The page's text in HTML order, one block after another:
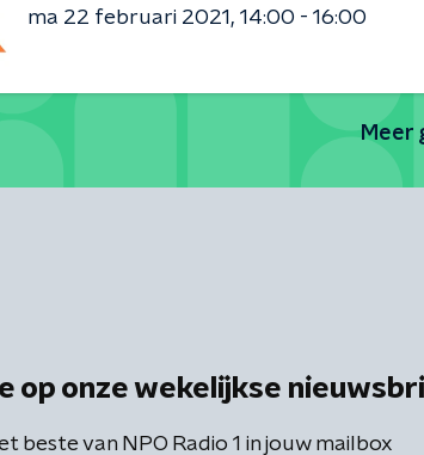
ma 22 februari 2021
14:00 - 16:00
Meer
op onze wekelijkse
beste van NPO Radio 1 in jouw mailbox